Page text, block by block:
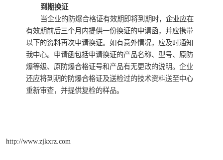
到期换证
当企业的防爆合格证有效期即将到期时，企业应在
有效期前后三个月内提供一份换证的申请函，并应携带
以下的资料再次申请换证。如有意外情况，应及时通知
我中心。申请函包括申请换证的产品名称、型号、原防
爆等级、原防爆合格证号和产品有无更改的说明。企业
还应将到期的防爆合格证及送检过的技术资料送至中心
重新审查，并提供复检的样品。
http://www.zjkxrz.com